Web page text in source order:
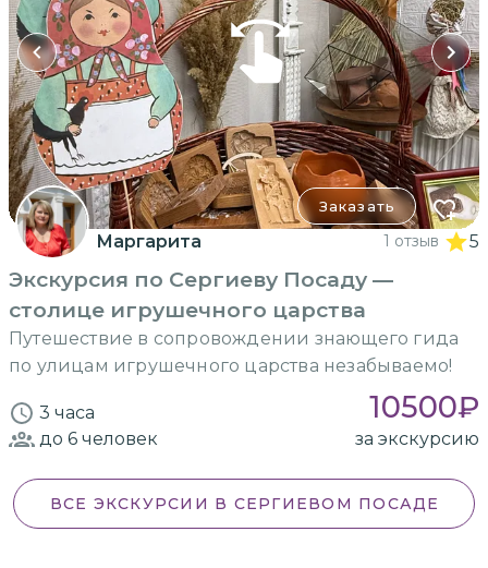
Заказать
Маргарита 1 отзыв 5
Экскурсия по Сергиеву Посаду —
столице игрушечного царства
Путешествие в сопровождении знающего гида
по улицам игрушечного царства незабываемо!
3 часа 10500₽
до 6 человек за экскурсию
ВСЕ ЭКСКУРСИИ В СЕРГИЕВОМ ПОСАДЕ